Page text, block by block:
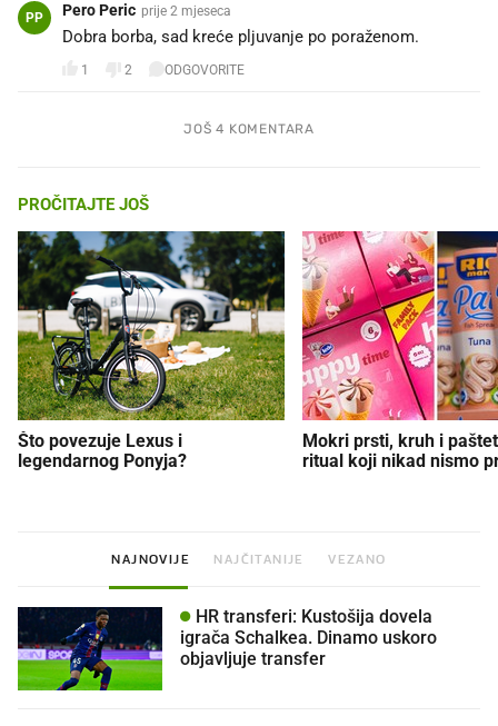
PP Pero Peric prije 2 mjeseca
Dobra borba, sad kreće pljuvanje po poraženom.
1 2 ODGOVORITE
JOŠ 4 KOMENTARA
PROČITAJTE JOŠ
Što povezuje Lexus i
legendarnog Ponyja?
Mokri prsti, kruh i
ritual koji nikad nismo
NAJNOVIJE NAJČITANIJE VEZANO
HR transferi: Kustošija dovela
igrača Schalkea. Dinamo uskoro
objavljuje transfer